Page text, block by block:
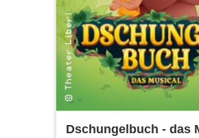
Dschungelbuch - das